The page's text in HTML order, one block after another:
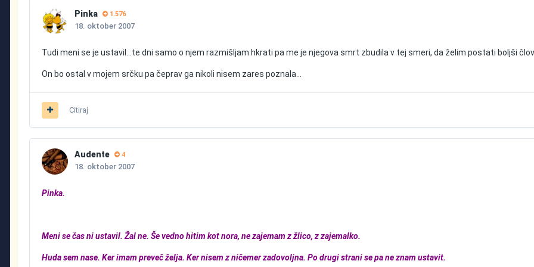
Pinka 1.576
18. oktober 2007
Tudi meni se je ustavil...te dni samo o njem razmišljam hkrati pa me je njegova smrt zbudila v tej smeri, da želim postati boljši
On bo ostal v mojem srčku pa čeprav ga nikoli nisem zares poznala...
Citiraj
Audente 4
18. oktober 2007
Pinka.
Meni se čas ni ustavil. Žal ne. Še vedno hitim kot nora, ne zajemam z žlico, z zajemalko.
Huda sem nase. Ker imam preveč želja. Ker nisem z ničemer zadovoljna. Po drugi strani se pa ne znam ustavit.